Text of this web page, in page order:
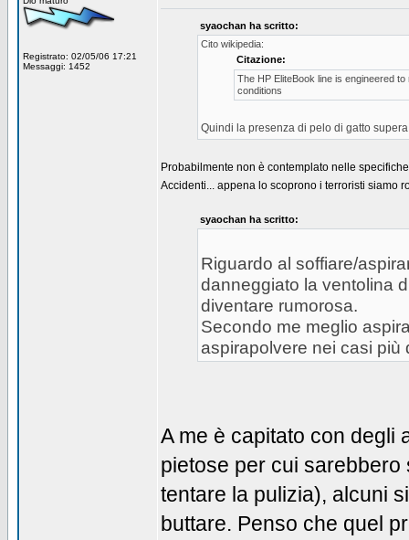
Registrato: 02/05/06 17:21
Messaggi: 1452
syaochan ha scritto:
Cito wikipedia:
Citazione:
The HP EliteBook line is engineered
conditions
Quindi la presenza di pelo di gatto
Probabilmente non è contemplato nelle
Accidenti... appena lo scoprono i terroristi siamo
syaochan ha scritto:
Riguardo al soffiare/
danneggiato la ventolina
diventare rumorosa.
Secondo me meglio
aspirapolvere nei casi più
A me è capitato con degli
pietose per cui
tentare la pulizia), alcuni
buttare. Penso che quel